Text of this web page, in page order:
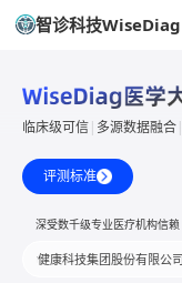
智诊科技WiseDiag
临床级可信| 多源数据融合|
评测标准
深受数千级专业医疗机构信赖
生命健康科技集团股份有限公司